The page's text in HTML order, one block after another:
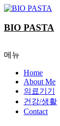
Skip
content
BIO PASTA
메뉴
Home
About Me
의료기기
건강/생활
Contact